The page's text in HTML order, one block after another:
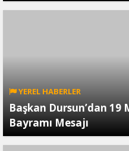
YEREL HABERLER
Başkan Dursun’dan 19
Bayramı Mesajı